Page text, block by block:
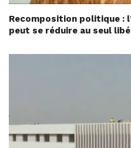
Recomposition politique :
peut se réduire au seul